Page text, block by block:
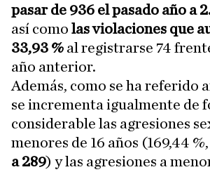
pasar de 936 el pasado año a
así como las violaciones que
33,93 % al registrarse 74
año anterior.
Además, como se ha referido
se incrementa igualmente de
considerable las agresiones
menores de 16 años (169,44
a 289) y las agresiones a